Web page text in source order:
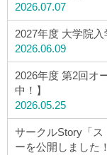
2026.07.07
2027年度 大学院
2026.06.09
2026年度 第2回オ
中！】
2026.05.25
サークルStory「
ーを公開しました！